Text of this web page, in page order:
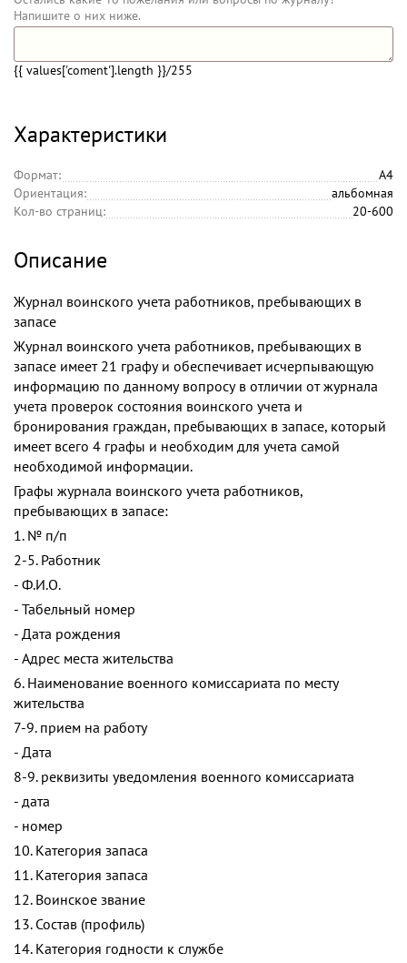
Напишите о них ниже.
{{ values['coment'].length }}/255
Характеристики
Формат:
А4
Ориентация:
альбомная
Кол-во страниц:
20-600
Описание
Журнал воинского учета работников, пребывающих в
запасе
Журнал воинского учета работников, пребывающих в
запасе имеет 21 графу и обеспечивает исчерпывающую
информацию по данному вопросу в отличии от журнала
учета проверок состояния воинского учета и
бронирования граждан, пребывающих в запасе, который
имеет всего 4 графы и необходим для учета самой
необходимой информации.
Графы журнала воинского учета работников,
пребывающих в запасе:
1. № п/п
2-5. Работник
- Ф.И.О.
- Табельный номер
- Дата рождения
- Адрес места жительства
6. Наименование военного комиссариата по месту
жительства
7-9. прием на работу
- Дата
8-9. реквизиты уведомления военного комиссариата
- дата
- номер
10. Категория запаса
11. Категория запаса
12. Воинское звание
13. Состав (профиль)
14. Категория годности к службе